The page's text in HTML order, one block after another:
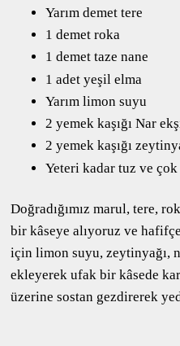
Yarım demet tere
1 demet roka
1 demet taze nane
1 adet yeşil elma
Yarım limon suyu
2 yemek kaşığı Nar
2 yemek kaşığı
Yeteri kadar tuz ve çok
Doğradığımız marul, tere,
bir kâseye alıyoruz ve
için limon suyu, zeytinyağı,
ekleyerek ufak bir kâsede
üzerine sostan gezdirerek